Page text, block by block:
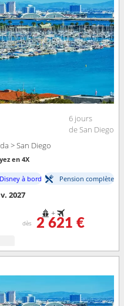
6 jours
de San Diego
> San Diego
en 4X
à bord Pension complète
2027
+
dès 2 621 €